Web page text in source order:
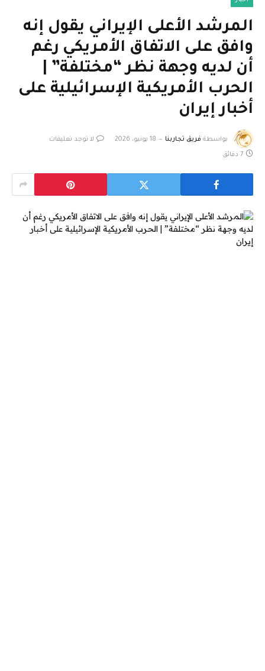
المرشد الأعلى الإيراني يقول إنه
وافق على الاتفاق الأمريكي رغم
أن لديه وجهة نظر “مختلفة” |
الحرب الأمريكية الإسرائيلية على
أخبار إيران
بواسطة فريق تجاربنا 18 يونيو، 2026 لا توجد تعليقات
7 دقائق